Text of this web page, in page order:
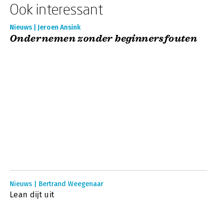
Ook interessant
Nieuws | Jeroen Ansink
Ondernemen zonder beginnersfouten
Nieuws | Bertrand Weegenaar
Lean dijt uit